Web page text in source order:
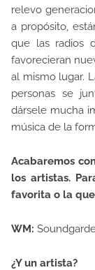
relevo
a propósito,
que las radios
favorecieran
al mismo lugar.
personas se
dársele mucha
música de la
Acabaremos
los artistas.
favorita o la
WM:
¿Y un artista?